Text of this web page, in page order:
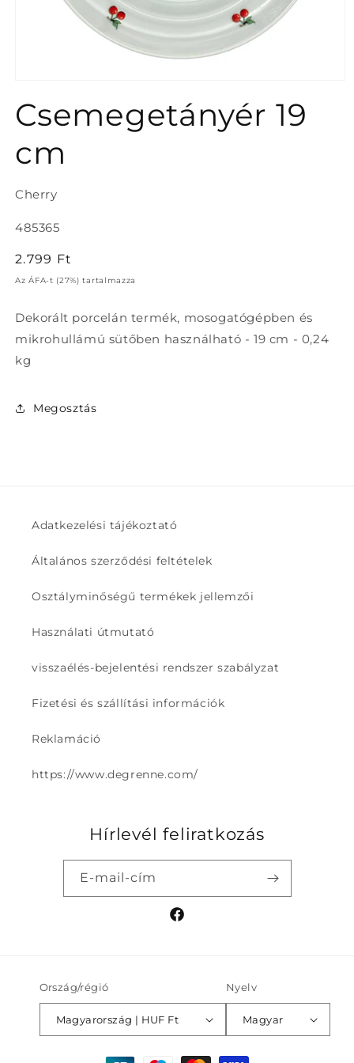
megnyitása
a
párbeszédpanelen
Csemegetányér 19
cm
Cherry
Termékváltozat:
485365
Normál
ár
2.799 Ft
Az ÁFA-t (27%) tartalmazza
Dekorált porcelán termék, mosogatógépben és
mikrohullámú sütőben használható - 19 cm - 0,24
kg
Megosztás
Adatkezelési tájékoztató
Általános szerződési feltételek
Osztályminőségű termékek jellemzői
Használati útmutató
visszaélés-bejelentési rendszer szabályzat
Fizetési és szállítási információk
Reklamáció
https://www.degrenne.com/
Hírlevél feliratkozás
E-mail-cím
Facebook
Ország/régió
Magyarország | HUF Ft
Nyelv
Magyar
Fizetési